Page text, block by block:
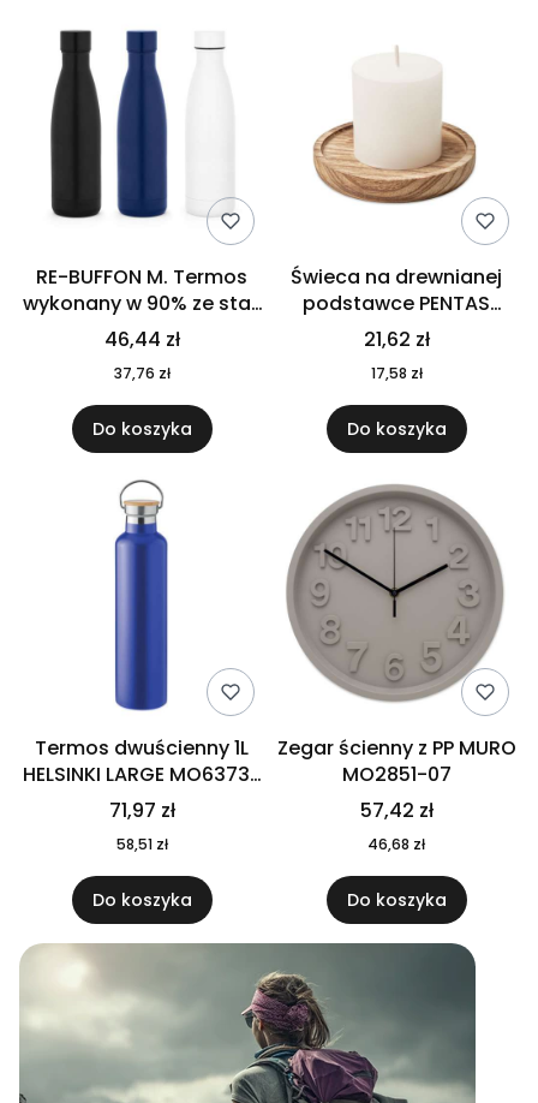
RE-BUFFON M. Termos
wykonany w 90% ze stali
nierdzewnej
pochodzącej z
recyklingu 520 ml 94294
46,44 zł
37,76 zł
Do koszyka
Świeca na drewnianej
podstawce PENTAS
MO6282-40
21,62 zł
17,58 zł
Do koszyka
Termos dwuścienny 1L
HELSINKI LARGE MO6373-
04
71,97 zł
58,51 zł
Do koszyka
Zegar ścienny z PP MURO
MO2851-07
57,42 zł
46,68 zł
Do koszyka